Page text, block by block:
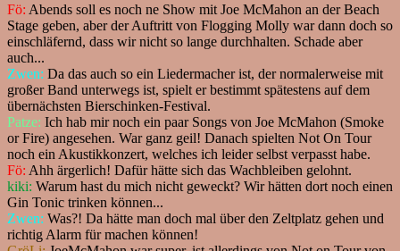
Fö: Abends soll es noch ne Show mit Joe McMahon an der Beach
Stage geben, aber der Auftritt von Flogging Molly war dann doch so
einschläfernd, dass wir nicht so lange durchhalten. Schade aber
auch...
Zwen: Da das auch so ein Liedermacher ist, der normalerweise mit
großer Band unterwegs ist, spielt er bestimmt spätestens auf dem
übernächsten Bierschinken-Festival.
Patze: Ich hab mir noch ein paar Songs von Joe McMahon (Smoke
or Fire) angesehen. War ganz geil! Danach spielten Not On Tour
noch ein Akustikkonzert, welches ich leider selbst verpasst habe.
Fö: Ahh ärgerlich! Dafür hätte sich das Wachbleiben gelohnt.
kiki: Warum hast du mich nicht geweckt? Wir hätten dort noch einen
Gin Tonic trinken können...
Zwen: Was?! Da hätte man doch mal über den Zeltplatz gehen und
richtig Alarm für machen können!